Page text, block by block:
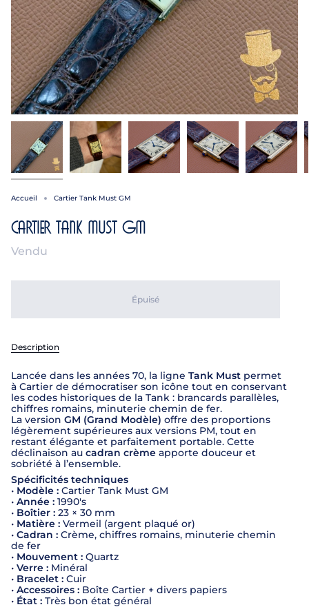
Accueil Cartier Tank Must GM
Cartier Tank Must GM
Vendu
Épuisé
Description
Lancée dans les années 70, la ligne Tank Must permet
à Cartier de démocratiser son icône tout en conservant
les codes historiques de la Tank : brancards parallèles,
chiffres romains, minuterie chemin de fer.
La version GM (Grand Modèle) offre des proportions
légèrement supérieures aux versions PM, tout en
restant élégante et parfaitement portable. Cette
déclinaison au cadran crème apporte douceur et
sobriété à l’ensemble.
Spécificités techniques
• Modèle : Cartier Tank Must GM
• Année : 1990's
• Boîtier : 23 × 30 mm
• Matière : Vermeil (argent plaqué or)
• Cadran : Crème, chiffres romains, minuterie chemin
de fer
• Mouvement : Quartz
• Verre : Minéral
• Bracelet : Cuir
• Accessoires : Boîte Cartier + divers papiers
• État : Très bon état général